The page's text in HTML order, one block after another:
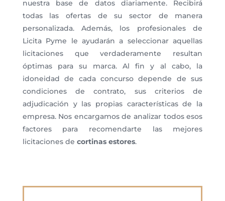
nuestra base de datos diariamente. Recibirá
todas las ofertas de su sector de manera
personalizada. Además, los profesionales de
Licita Pyme le ayudarán a seleccionar aquellas
licitaciones que verdaderamente resultan
óptimas para su marca. Al fin y al cabo, la
idoneidad de cada concurso depende de sus
condiciones de contrato, sus criterios de
adjudicación y las propias características de la
empresa. Nos encargamos de analizar todos esos
factores para recomendarte las mejores
licitaciones de cortinas estores.